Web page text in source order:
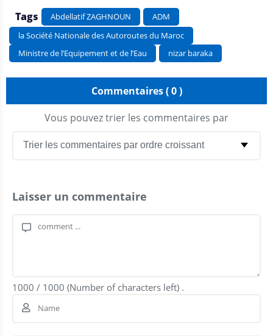
Tags Abdellatif ZAGHNOUN
ADM
la Société Nationale des Autoroutes du Maroc
Ministre de l’Equipement et de l’Eau
nizar baraka
Commentaires ( 0 )
Vous pouvez trier les commentaires par
Laisser un commentaire
1000 / 1000 (Number of characters left) .